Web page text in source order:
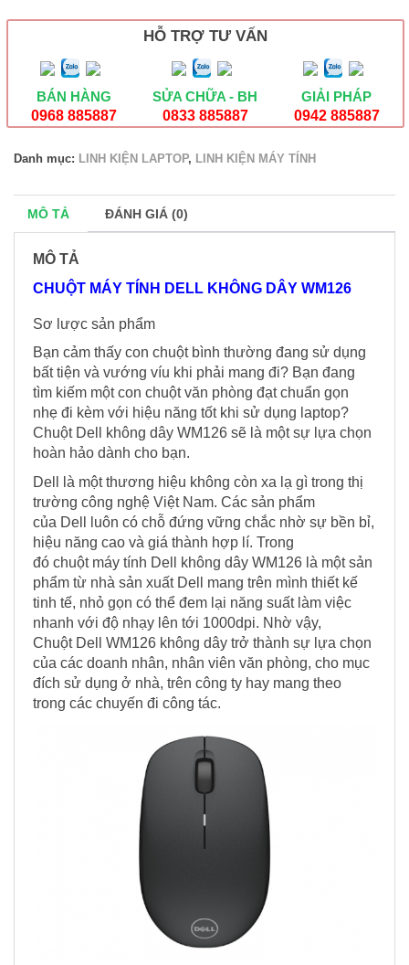
số
lượng
HỖ TRỢ TƯ VẤN
BÁN HÀNG
0968 885887
SỬA CHỮA - BH
0833 885887
GIẢI PHÁP
0942 885887
Danh mục: LINH KIỆN LAPTOP, LINH KIỆN MÁY TÍNH
MÔ TẢ ĐÁNH GIÁ (0)
MÔ TẢ
CHUỘT MÁY TÍNH DELL KHÔNG DÂY WM126
Sơ lược sản phẩm
Bạn cảm thấy con chuột bình thường đang sử dụng
bất tiện và vướng víu khi phải mang đi? Bạn đang
tìm kiếm một con chuột văn phòng đạt chuẩn gọn
nhẹ đi kèm với hiệu năng tốt khi sử dụng laptop?
Chuột Dell không dây WM126 sẽ là một sự lựa chọn
hoàn hảo dành cho bạn.
Dell là một thương hiệu không còn xa lạ gì trong thị
trường công nghệ Việt Nam. Các sản phẩm
của Dell luôn có chỗ đứng vững chắc nhờ sự bền bỉ,
hiệu năng cao và giá thành hợp lí. Trong
đó chuột máy tính Dell không dây WM126 là một sản
phẩm từ nhà sản xuất Dell mang trên mình thiết kế
tinh tế, nhỏ gọn có thể đem lại năng suất làm việc
nhanh với độ nhạy lên tới 1000dpi. Nhờ vậy,
Chuột Dell WM126 không dây trở thành sự lựa chọn
của các doanh nhân, nhân viên văn phòng, cho mục
đích sử dụng ở nhà, trên công ty hay mang theo
trong các chuyến đi công tác.